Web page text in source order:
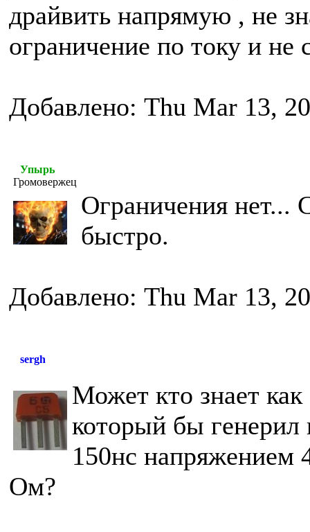
драйвить напрямую , не
ограничение по току и не
Добавлено: Thu Mar 13,
Упырь
Громовержец
Ограничения нет...
быстро.
Добавлено: Thu Mar 13,
sergh
Может кто знает как
который бы
150нс напряжением
Ом?